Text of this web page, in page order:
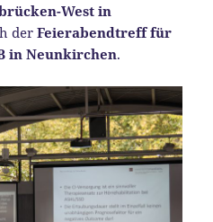
West in
derFeierabendtreff für
in Neunkirchen.